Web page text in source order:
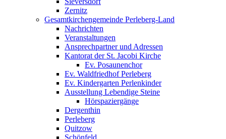
Zernitz
Gesamtkirchengemeinde Perleberg-Land
Nachrichten
Veranstaltungen
Ansprechpartner und Adressen
Kantorat der St. Jacobi Kirche
Ev. Posaunenchor
Ev. Waldfriedhof Perleberg
Ev. Kindergarten Perlenkinder
Ausstellung Lebendige Steine
Hörspaziergänge
Dergenthin
Perleberg
Quitzow
Schönfeld